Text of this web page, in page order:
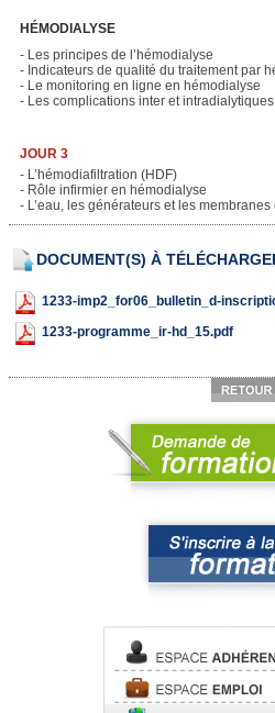
HÉMODIALYSE
- Les principes de l’hémodialyse
- Indicateurs de qualité du traitement par
- Le monitoring en ligne en hémodialyse
- Les complications inter et intradialytiques
JOUR 3
- L’hémodiafiltration (HDF)
- Rôle infirmier en hémodialyse
- L’eau, les générateurs et les membranes
DOCUMENT(S) À
1233-imp2_for06_bulletin_d-
1233-programme_ir-hd_15.pdf